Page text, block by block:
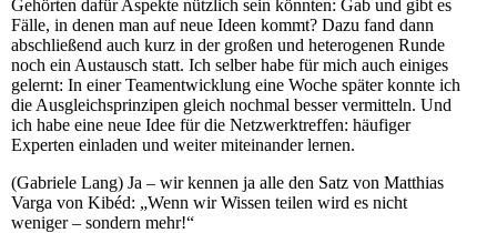
Gehörten dafür Aspekte nützlich sein könnten: Gab und gibt es
Fälle, in denen man auf neue Ideen kommt? Dazu fand dann
abschließend auch kurz in der großen und heterogenen Runde
noch ein Austausch statt. Ich selber habe für mich auch einiges
gelernt: In einer Teamentwicklung eine Woche später konnte ich
die Ausgleichsprinzipen gleich nochmal besser vermitteln. Und
ich habe eine neue Idee für die Netzwerktreffen: häufiger
Experten einladen und weiter miteinander lernen.
(Gabriele Lang) Ja – wir kennen ja alle den Satz von Matthias
Varga von Kibéd: „Wenn wir Wissen teilen wird es nicht
weniger – sondern mehr!“